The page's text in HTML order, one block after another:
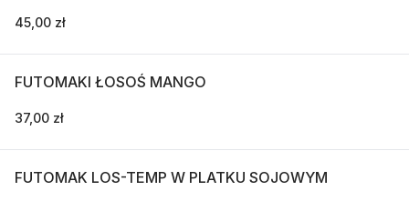
45,00 zł
FUTOMAKI ŁOSOŚ MANGO
37,00 zł
FUTOMAK LOS-TEMP W PLATKU SOJOWYM